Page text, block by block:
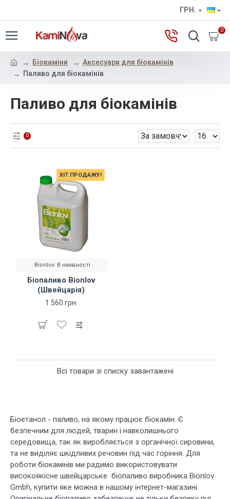
ГРН.
0
Бiокамiни
Аксесуари для біокамінів
Паливо для біокамінів
Паливо для біокамінів
0
ХІТ ПРОДАЖУ!
Bionlov В наявності
Біопаливо Bionlov
(Швейцарія)
1 560 грн.
Всі товари зі списку завантажені
Біоетанол - паливо, на якому працює біокамін. Є
безпечним для людей, тварин і навколишнього
середовища, так як виробляється з органічної сировини,
та не виділяє шкідливих речовин під час горіння. Для
роботи біокамінів ми радимо використовувати
високоякісне швейцарське біопаливо виробника Bionlov
Gmbh, купити яке можна в нашому інтернет-магазині.